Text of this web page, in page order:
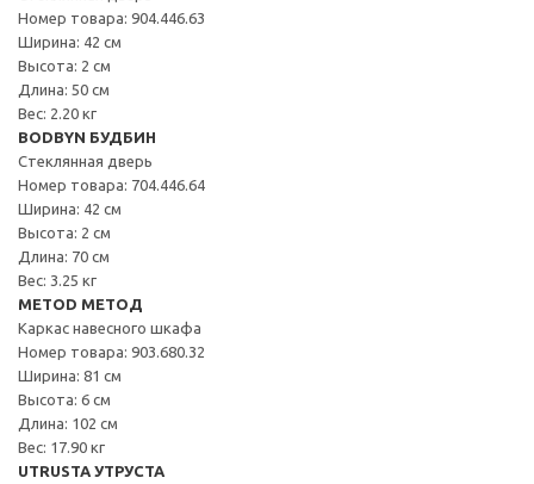
Номер товара: 904.446.63
Ширина: 42 см
Высота: 2 см
Длина: 50 см
Вес: 2.20 кг
BODBYN БУДБИН
Стеклянная дверь
Номер товара: 704.446.64
Ширина: 42 см
Высота: 2 см
Длина: 70 см
Вес: 3.25 кг
METOD МЕТОД
Каркас навесного шкафа
Номер товара: 903.680.32
Ширина: 81 см
Высота: 6 см
Длина: 102 см
Вес: 17.90 кг
UTRUSTA УТРУСТА